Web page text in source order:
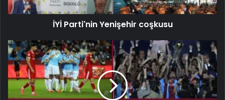
İYİ Parti'nin Yenişehir coşkusu